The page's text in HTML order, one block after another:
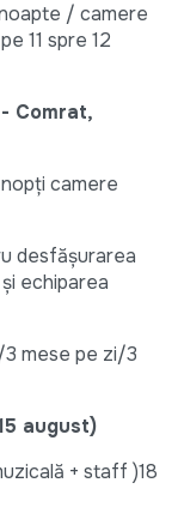
/ camere
11 spre 12
Comrat,
camere
desfășurarea
echiparea
mese pe zi/3
august)
+ staff )18